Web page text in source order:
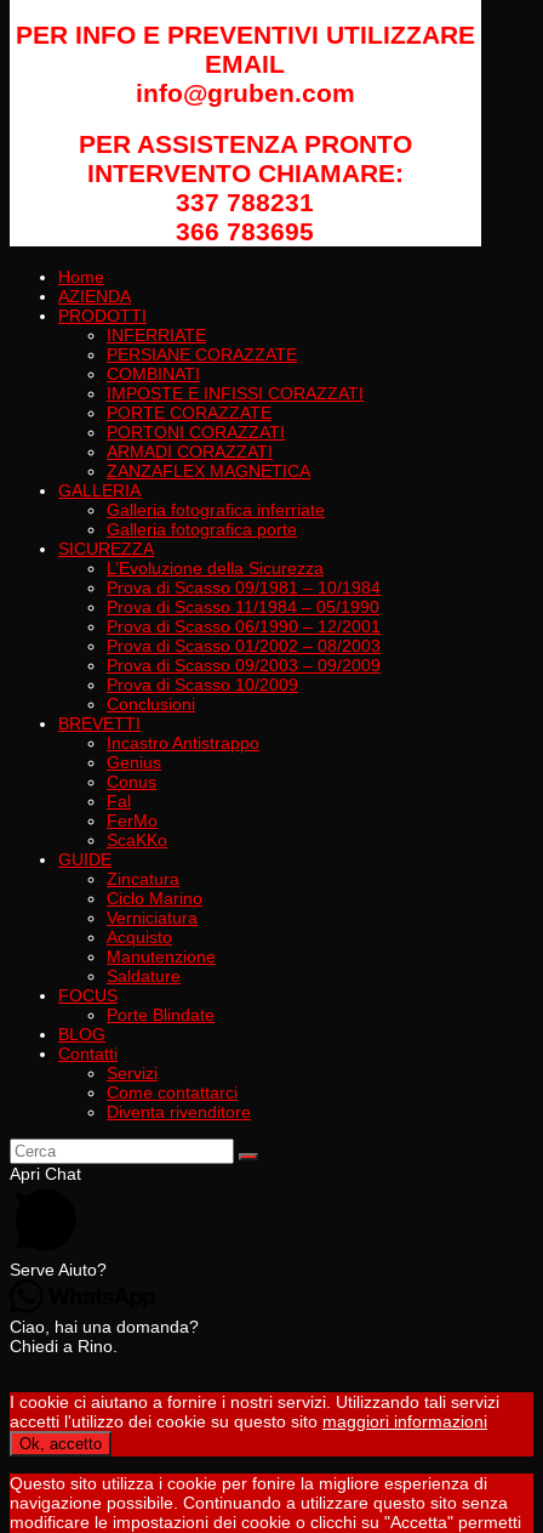
PER INFO E PREVENTIVI UTILIZZARE
EMAIL
info@gruben.com
PER ASSISTENZA PRONTO
INTERVENTO CHIAMARE:
337 788231
366 783695
Home
AZIENDA
PRODOTTI
INFERRIATE
PERSIANE CORAZZATE
COMBINATI
IMPOSTE E INFISSI CORAZZATI
PORTE CORAZZATE
PORTONI CORAZZATI
ARMADI CORAZZATI
ZANZAFLEX MAGNETICA
GALLERIA
Galleria fotografica inferriate
Galleria fotografica porte
SICUREZZA
L’Evoluzione della Sicurezza
Prova di Scasso 09/1981 – 10/1984
Prova di Scasso 11/1984 – 05/1990
Prova di Scasso 06/1990 – 12/2001
Prova di Scasso 01/2002 – 08/2003
Prova di Scasso 09/2003 – 09/2009
Prova di Scasso 10/2009
Conclusioni
BREVETTI
Incastro Antistrappo
Genius
Conus
Fal
FerMo
ScaKKo
GUIDE
Zincatura
Ciclo Marino
Verniciatura
Acquisto
Manutenzione
Saldature
FOCUS
Porte Blindate
BLOG
Contatti
Servizi
Come contattarci
Diventa rivenditore
Apri Chat
Serve Aiuto?
Ciao, hai una domanda?
Chiedi a Rino.
I cookie ci aiutano a fornire i nostri servizi. Utilizzando tali servizi
accetti l'utilizzo dei cookie su questo sito maggiori informazioni
Ok, accetto
Questo sito utilizza i cookie per fonire la migliore esperienza di
navigazione possibile. Continuando a utilizzare questo sito senza
modificare le impostazioni dei cookie o clicchi su "Accetta" permetti